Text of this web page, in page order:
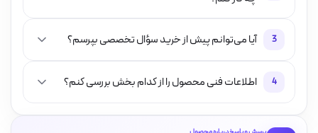
3 آیا می‌توانم پیش از خرید سؤال تخصصی بپرسم؟
4 اطلاعات فنی محصول را از کدام بخش بررسی کنم؟